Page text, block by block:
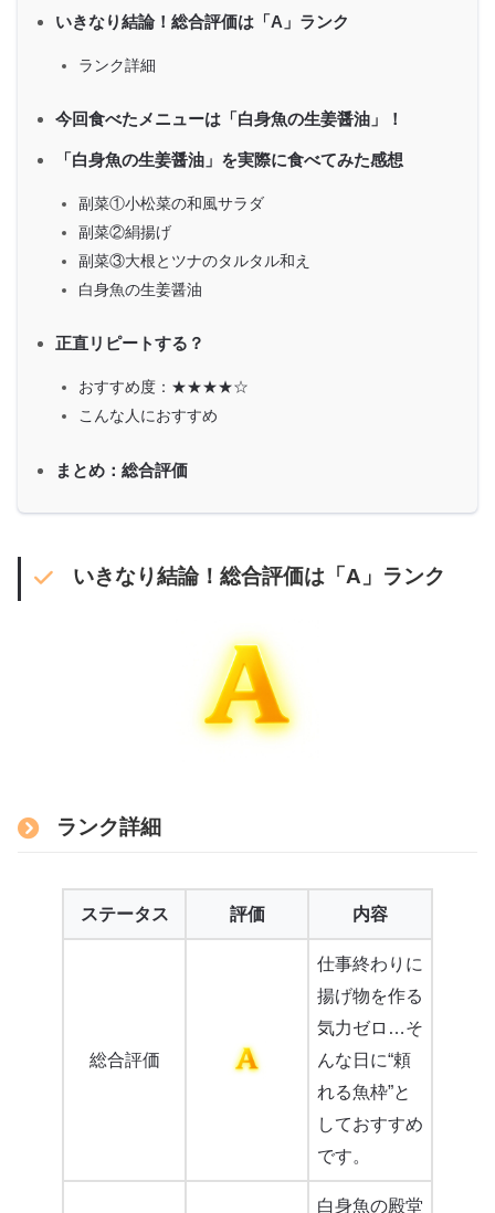
いきなり結論！総合評価は「A」ランク
ランク詳細
今回食べたメニューは「白身魚の生姜醤油」！
「白身魚の生姜醤油」を実際に食べてみた感想
副菜①小松菜の和風サラダ
副菜②絹揚げ
副菜③大根とツナのタルタル和え
白身魚の生姜醤油
正直リピートする？
おすすめ度：★★★★☆
こんな人におすすめ
まとめ：総合評価
いきなり結論！総合評価は「A」ランク
ランク詳細
ステータス 評価 内容
総合評価
仕事終わりに
揚げ物を作る
気力ゼロ…そ
んな日に“頼
れる魚枠”と
しておすすめ
です。
白身魚の殿堂